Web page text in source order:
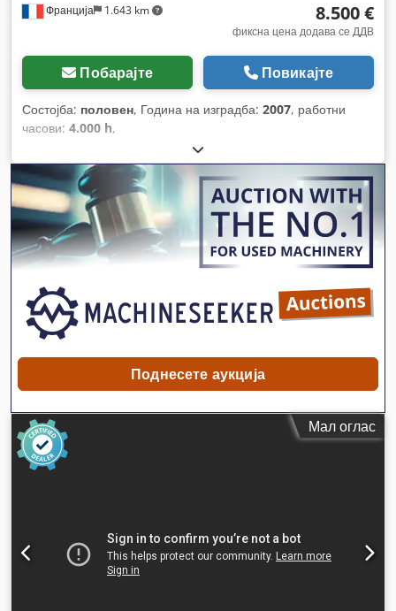
Франција 1.643 km 8.500 €
фиксна цена додава се ДДВ
Побарајте Повикајте
Состојба: половен, Година на изградба: 2007, работни
часови: 4.000 h,
Поднесете аукција
Мал оглас